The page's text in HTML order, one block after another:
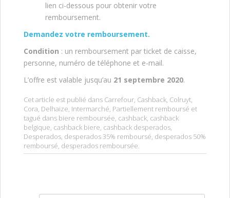
lien ci-dessous pour obtenir votre
remboursement.
Demandez votre remboursement.
Condition : un remboursement par ticket de caisse,
personne, numéro de téléphone et e-mail.
L’offre est valable jusqu’au 21 septembre 2020.
Cet article est publié dans Carrefour, Cashback, Colruyt,
Cora, Delhaize, Intermarché, Partiellement remboursé et
tagué dans biere remboursée, cashback, cashback
belgique, cashback biere, cashback desperados,
Desperados, desperados 35% remboursé, desperados 50%
remboursé, desperados remboursée.